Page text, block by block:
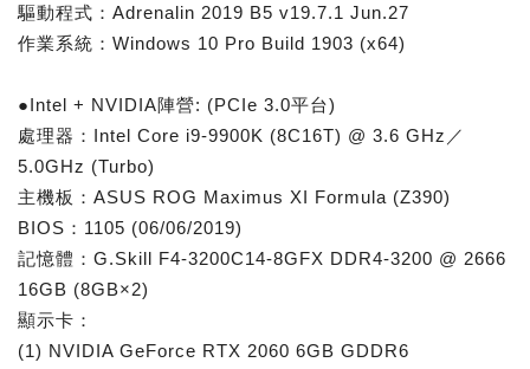
驅動程式：Adrenalin 2019 B5 v19.7.1 Jun.27
作業系統：Windows 10 Pro Build 1903 (x64)
●Intel + NVIDIA陣營: (PCIe 3.0平台)
處理器：Intel Core i9-9900K (8C16T) @ 3.6 GHz／
5.0GHz (Turbo)
主機板：ASUS ROG Maximus XI Formula (Z390)
BIOS：1105 (06/06/2019)
記憶體：G.Skill F4-3200C14-8GFX DDR4-3200 @ 2666
16GB (8GB×2)
顯示卡：
(1) NVIDIA GeForce RTX 2060 6GB GDDR6